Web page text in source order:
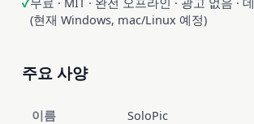
(현재 Windows, mac/Linux 예정)
주요 사양
이름 SoloPic